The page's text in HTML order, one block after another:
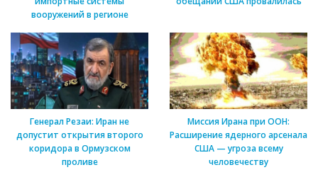
вооружений в регионе
Генерал Резаи: Иран не
допустит открытия второго
коридора в Ормузском
проливе
Миссия Ирана при ООН:
Расширение ядерного арсенала
США — угроза всему
человечеству